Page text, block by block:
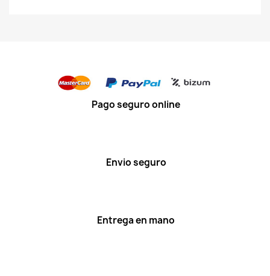
Pago seguro online
Envio seguro
Entrega en mano